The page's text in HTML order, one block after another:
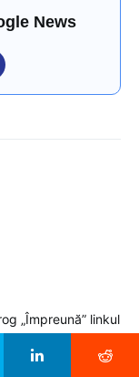
News
„Împreună” linkul
si dupa o